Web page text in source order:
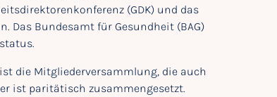
(GDK) und das
Das Bundesamt für Gesundheit (BAG)
ist die Mitgliederversammlung, die auch
ist paritätisch zusammengesetzt.